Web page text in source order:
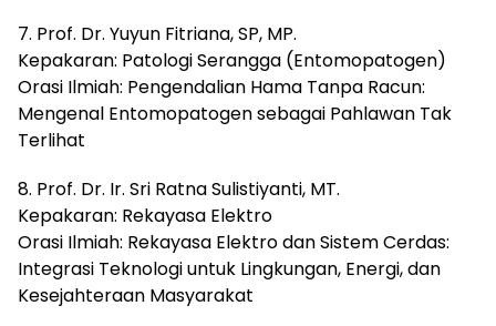
7. Prof. Dr. Yuyun Fitriana, SP, MP.
Kepakaran: Patologi Serangga (Entomopatogen)
Orasi Ilmiah: Pengendalian Hama Tanpa Racun:
Mengenal Entomopatogen sebagai Pahlawan Tak
Terlihat
8. Prof. Dr. Ir. Sri Ratna Sulistiyanti, MT.
Kepakaran: Rekayasa Elektro
Orasi Ilmiah: Rekayasa Elektro dan Sistem Cerdas:
Integrasi Teknologi untuk Lingkungan, Energi, dan
Kesejahteraan Masyarakat